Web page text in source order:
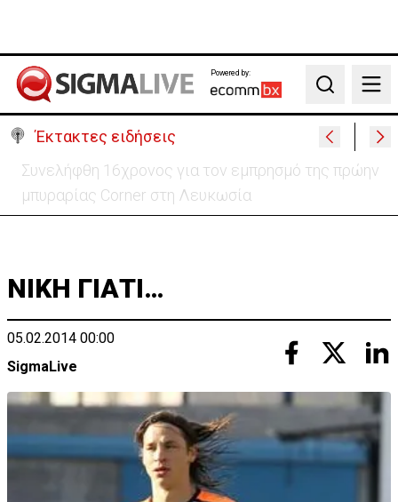
Powered by:
Search
Έκτακτες ειδήσεις
Έκκληση για 37χρονη μητέρα τριών παιδιών - Δίνει
μάχη με σπάνια μορφή καρκίνου
ΝΙΚΗ ΓΙΑΤΙ…
05.02.2014 00:00
SigmaLive